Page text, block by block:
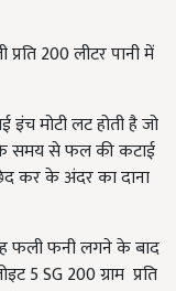
200 लीटर पानी में
इंच मोटी लट होती है जो
समय से फल की कटाई
कर के अंदर का दाना
फली फनी लगने के बाद
5 SG 200 ग्राम प्रति